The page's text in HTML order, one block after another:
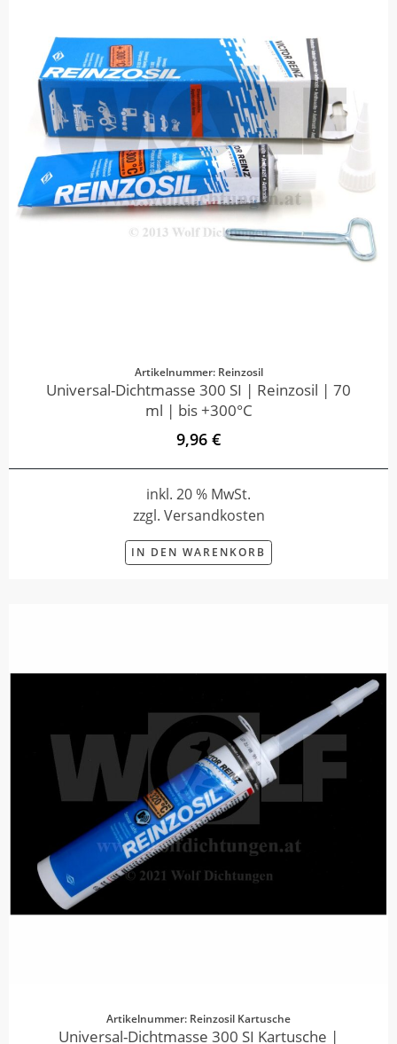
Artikelnummer: Reinzosil
Universal-Dichtmasse 300 SI | Reinzosil | 70
ml | bis +300°C
9,96 €
inkl. 20 % MwSt.
zzgl. Versandkosten
IN DEN WARENKORB
Artikelnummer: Reinzosil Kartusche
Universal-Dichtmasse 300 SI Kartusche |